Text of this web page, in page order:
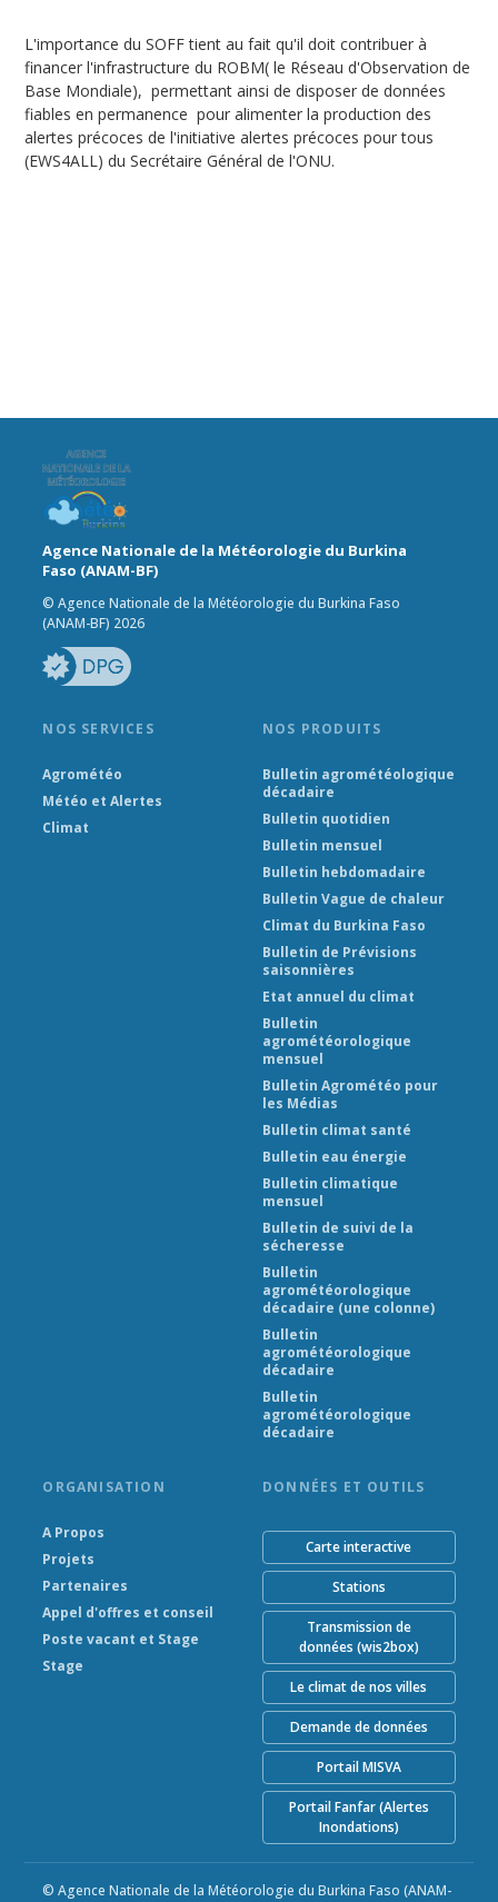
L'importance du SOFF tient au fait qu'il doit contribuer à
financer l'infrastructure du ROBM( le Réseau d'Observation de
Base Mondiale), permettant ainsi de disposer de données
fiables en permanence pour alimenter la production des
alertes précoces de l'initiative alertes précoces pour tous
(EWS4ALL) du Secrétaire Général de l'ONU.
Agence Nationale de la Météorologie du Burkina
Faso (ANAM-BF)
© Agence Nationale de la Météorologie du Burkina Faso
(ANAM-BF) 2026
NOS SERVICES
Agrométéo
Météo et Alertes
Climat
NOS PRODUITS
Bulletin agrométéologique
décadaire
Bulletin quotidien
Bulletin mensuel
Bulletin hebdomadaire
Bulletin Vague de chaleur
Climat du Burkina Faso
Bulletin de Prévisions
saisonnières
Etat annuel du climat
Bulletin
agrométéorologique
mensuel
Bulletin Agrométéo pour
les Médias
Bulletin climat santé
Bulletin eau énergie
Bulletin climatique
mensuel
Bulletin de suivi de la
sécheresse
Bulletin
agrométéorologique
décadaire (une colonne)
Bulletin
agrométéorologique
décadaire
Bulletin
agrométéorologique
décadaire
ORGANISATION
A Propos
Projets
Partenaires
Appel d'offres et conseil
Poste vacant et Stage
Stage
DONNÉES ET OUTILS
Carte interactive
Stations
Transmission de
données (wis2box)
Le climat de nos villes
Demande de données
Portail MISVA
Portail Fanfar (Alertes
Inondations)
© Agence Nationale de la Météorologie du Burkina Faso (ANAM-